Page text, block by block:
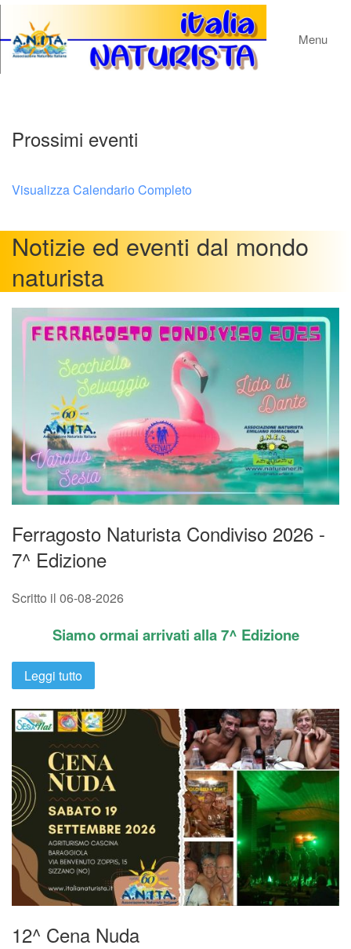
Menu
Prossimi eventi
Visualizza Calendario Completo
Notizie ed eventi dal mondo
naturista
Ferragosto Naturista Condiviso 2026 -
7^ Edizione
Scritto il 06-08-2026
Siamo ormai arrivati alla 7^ Edizione
Leggi tutto
12^ Cena Nuda